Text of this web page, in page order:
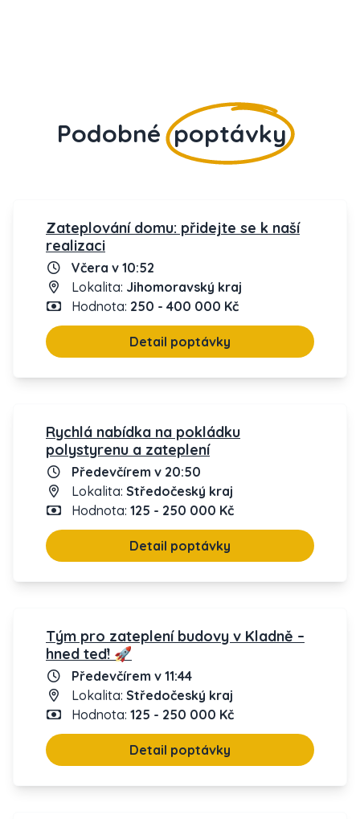
Podobné poptávky
Zateplování domu: přidejte se k naší
realizaci
Včera v 10:52
Lokalita: Jihomoravský kraj
Hodnota: 250 - 400 000 Kč
Detail poptávky
Rychlá nabídka na pokládku
polystyrenu a zateplení
Předevčírem v 20:50
Lokalita: Středočeský kraj
Hodnota: 125 - 250 000 Kč
Detail poptávky
Tým pro zateplení budovy v Kladně –
hned teď! 🚀
Předevčírem v 11:44
Lokalita: Středočeský kraj
Hodnota: 125 - 250 000 Kč
Detail poptávky